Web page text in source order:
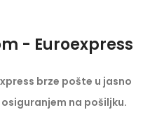
- Euroexpress
brze pošte u jasno
na pošiljku.